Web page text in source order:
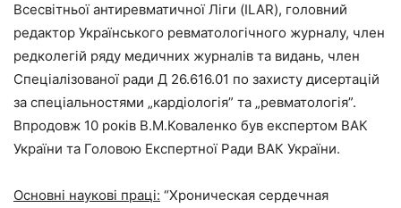
Всесвітньої антиревматичної Ліги (ILAR), головний
редактор Українського ревматологічного журналу, член
редколегій ряду медичних журналів та видань, член
Спеціалізованої ради Д 26.616.01 по захисту дисертацій
за спеціальностями „кардіологія” та „ревматологія”.
Впродовж 10 років В.М.Коваленко був експертом ВАК
України та Головою Експертної Ради ВАК України.
Основні наукові праці: “Хроническая сердечная